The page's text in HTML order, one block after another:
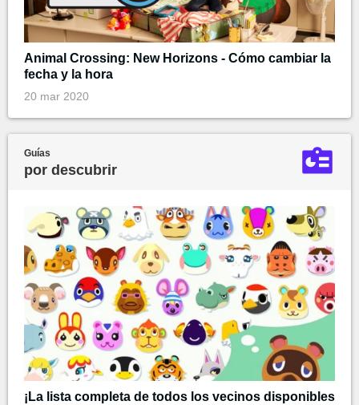
Animal Crossing: New Horizons - Cómo cambiar la
fecha y la hora
20 mar 2020
Guías
por descubrir
¡La lista completa de todos los vecinos disponibles